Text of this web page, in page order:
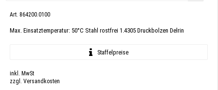
Art. 864200.0100
Max. Einsatztemperatur: 50°C Stahl rostfrei 1.4305 Druckbolzen Delrin
Staffelpreise
inkl. MwSt
zzgl. Versandkosten